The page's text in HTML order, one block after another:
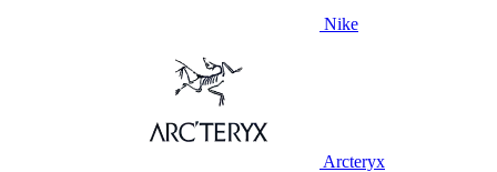
Nike
Arcteryx